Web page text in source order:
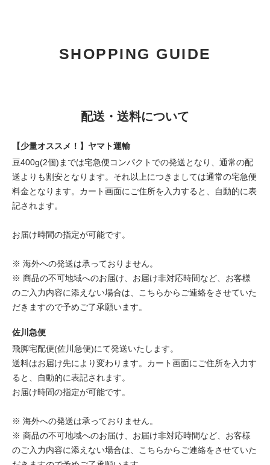
SHOPPING GUIDE
配送・送料について
【少量オススメ！】ヤマト運輸
豆400g(2個)までは宅急便コンパクトでの発送となり、通常の配
送よりも割安となります。それ以上につきましては通常の宅急便
料金となります。カート画面にご住所を入力すると、自動的に表
記されます。
お届け時間の指定が可能です。
※ 海外への発送は承っておりません。
※ 商品の不可地域へのお届け、お届け非対応時間など、お客様
のご入力内容に添えない場合は、こちらからご連絡をさせていた
だきますので予めご了承願います。
佐川急便
飛脚宅配便(佐川急便)にて発送いたします。
送料はお届け先により変わります。カート画面にご住所を入力す
ると、自動的に表記されます。
お届け時間の指定が可能です。
※ 海外への発送は承っておりません。
※ 商品の不可地域へのお届け、お届け非対応時間など、お客様
のご入力内容に添えない場合は、こちらからご連絡をさせていた